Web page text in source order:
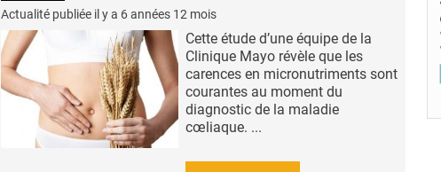
Actualité publiée il y a 6 années 12 mois
Cette étude d’une équipe de la
Clinique Mayo révèle que les
carences en micronutriments sont
courantes au moment du
diagnostic de la maladie
cœliaque. ...